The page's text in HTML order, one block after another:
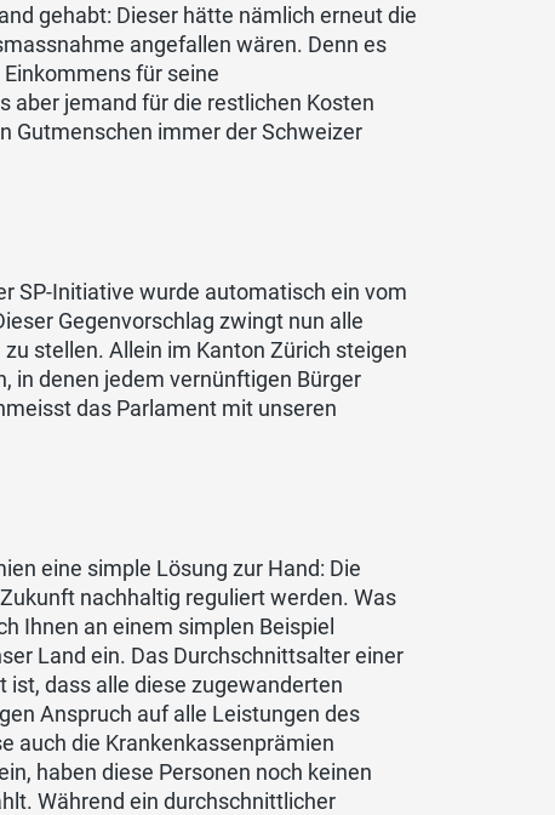
gehabt: Dieser hätte nämlich erneut die
angefallen wären. Denn es
für seine
aber jemand für die restlichen Kosten
Gutmenschen immer der Schweizer
SP-Initiative wurde automatisch ein vom
Gegenvorschlag zwingt nun alle
stellen. Allein im Kanton Zürich steigen
in denen jedem vernünftigen Bürger
das Parlament mit unseren
eine simple Lösung zur Hand: Die
nachhaltig reguliert werden. Was
Ihnen an einem simplen Beispiel
Land ein. Das Durchschnittsalter einer
dass alle diese zugewanderten
Anspruch auf alle Leistungen des
auch die Krankenkassenprämien
haben diese Personen noch keinen
Während ein durchschnittlicher